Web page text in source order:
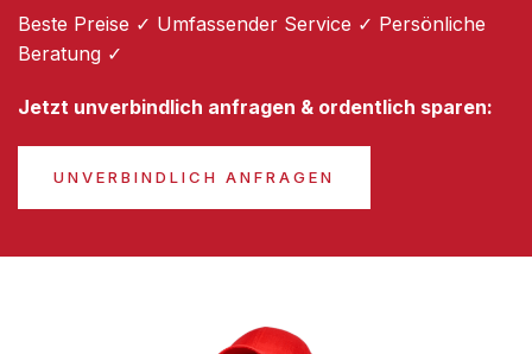
Beste Preise ✓ Umfassender Service ✓ Persönliche
Beratung ✓
Jetzt unverbindlich anfragen & ordentlich sparen:
UNVERBINDLICH ANFRAGEN